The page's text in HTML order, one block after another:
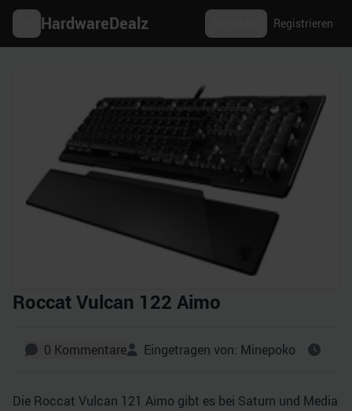
HardwareDealz Registrieren
Roccat Vulcan 122 Aimo
0 Kommentare Eingetragen von: Minepoko
Die Roccat Vulcan 121 Aimo gibt es bei Saturn und Media